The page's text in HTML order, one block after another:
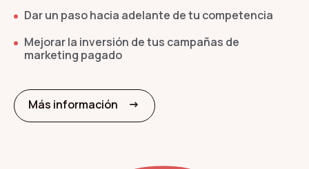
Dar un paso hacia adelante de tu competencia
Mejorar la inversión de tus campañas de
marketing pagado
Más información arrow_right_alt